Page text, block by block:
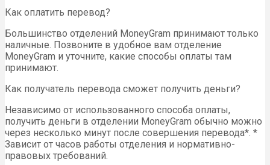
Как оплатить перевод?
Большинство отделений MoneyGram принимают только
наличные. Позвоните в удобное вам отделение
MoneyGram и уточните, какие способы оплаты там
принимают.
Как получатель перевода сможет получить деньги?
Независимо от использованного способа оплаты,
получить деньги в отделении MoneyGram обычно можно
через несколько минут после совершения перевода*. *
Зависит от часов работы отделения и нормативно-
правовых требований.